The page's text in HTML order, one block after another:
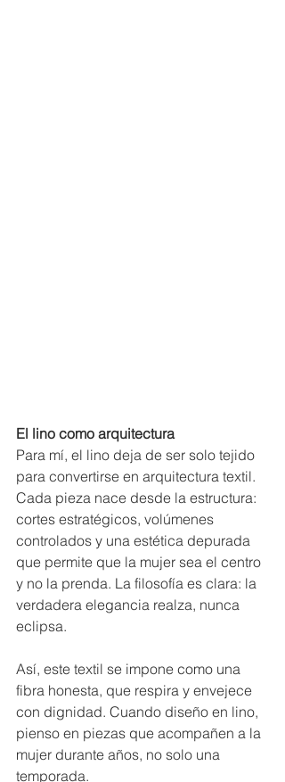
El lino como arquitectura
Para mí, el lino deja de ser solo tejido
para convertirse en arquitectura textil.
Cada pieza nace desde la estructura:
cortes estratégicos, volúmenes
controlados y una estética depurada
que permite que la mujer sea el centro
y no la prenda. La filosofía es clara: la
verdadera elegancia realza, nunca
eclipsa.
Así, este textil se impone como una
fibra honesta, que respira y envejece
con dignidad. Cuando diseño en lino,
pienso en piezas que acompañen a la
mujer durante años, no solo una
temporada.